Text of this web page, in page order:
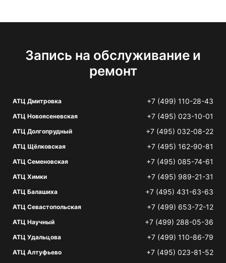
Запись на обслуживание и
ремонт
АТЦ Дмитровка +7 (499) 110-28-43
АТЦ Новоясеневская +7 (495) 023-10-01
АТЦ Долгопрудный +7 (495) 032-08-22
АТЦ Щёлковская +7 (495) 162-90-81
АТЦ Семеновская +7 (495) 085-74-61
АТЦ Химки +7 (495) 989-21-31
АТЦ Балашиха +7 (495) 431-63-63
АТЦ Севастопольская +7 (499) 653-72-12
АТЦ Научный +7 (499) 288-05-36
АТЦ Удальцова +7 (499) 110-86-79
АТЦ Алтуфьево +7 (495) 023-81-52